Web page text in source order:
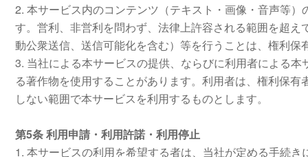
2. 本サービス内のコンテンツ（テキスト・画像・音声等
す。営利、非営利を問わず、法律上許容される範囲を超
動公衆送信、送信可能化を含む）等を行うことは、権利
3. 当社による本サービスの提供、ならびに利用者による
る著作物を使用することがあります。利用者は、権利保
しない範囲で本サービスを利用するものとします。
第5条 利用申請・利用許諾・利用停止
1. 本サービスの利用を希望する者は、当社が定める手続